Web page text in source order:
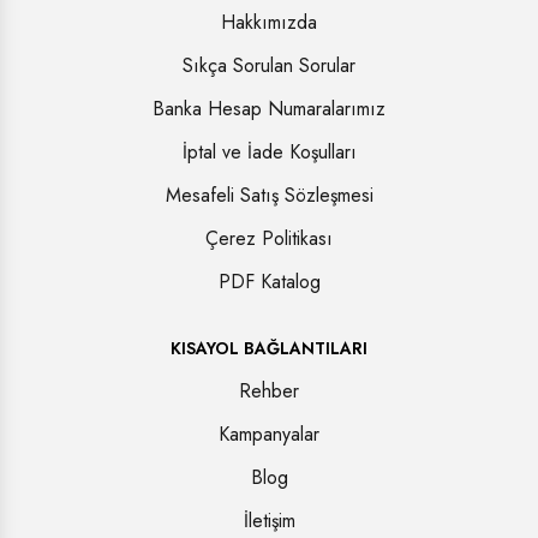
Hakkımızda
Sıkça Sorulan Sorular
Banka Hesap Numaralarımız
İptal ve İade Koşulları
Mesafeli Satış Sözleşmesi
Çerez Politikası
PDF Katalog
KISAYOL BAĞLANTILARI
Rehber
Kampanyalar
Blog
İletişim